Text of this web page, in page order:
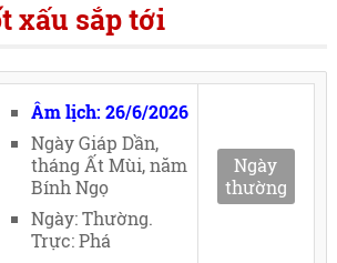
xấu sắp tới
Âm lịch: 26/6/2026
Ngày Giáp Dần,
tháng Ất Mùi, năm
Bính Ngọ
Ngày: Thường.
Trực: Phá
Ngày
thường